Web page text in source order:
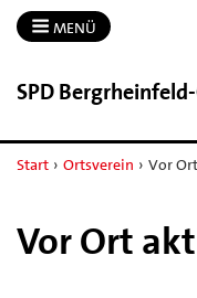
MENÜ
SPD
Start › Ortsverein › Vor
Vor Ort